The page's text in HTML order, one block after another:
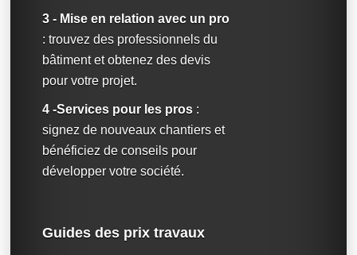
3 - Mise en relation avec un pro
: trouvez des professionnels du
bâtiment et obtenez des devis
pour votre projet.
4 -Services pour les pros :
signez de nouveaux chantiers et
bénéficiez de conseils pour
développer votre société.
Guides des prix travaux